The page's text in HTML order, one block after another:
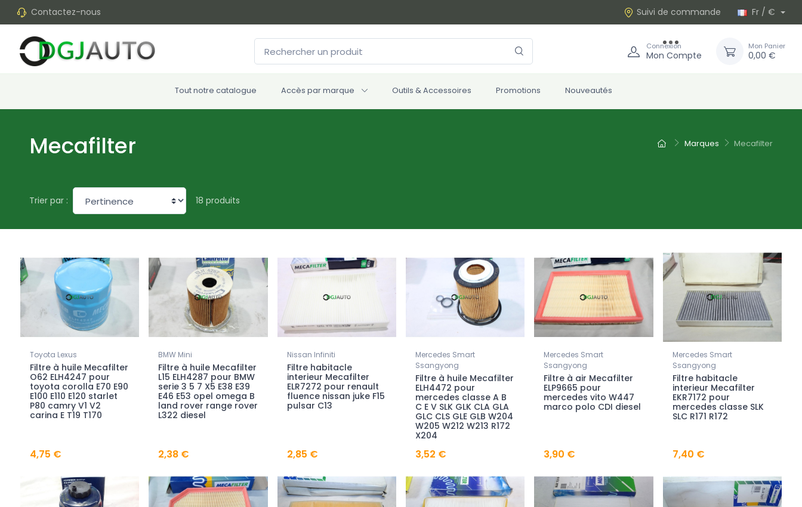
Contactez-nous Suivi de commande Fr / €
Connexion
Mon Compte
Mon Panier
0,00 €
Tout notre catalogue Accès par marque Outils & Accessoires Promotions Nouveautés
Marques Mecafilter
Mecafilter
Trier par : 18 produits
Toyota Lexus
Filtre à huile Mecafilter
O62 ELH4247 pour
toyota corolla E70 E90
E100 E110 E120 starlet
P80 camry V1 V2
carina E T19 T170
4,75 €
BMW Mini
Filtre à huile Mecafilter
L15 ELH4287 pour BMW
serie 3 5 7 X5 E38 E39
E46 E53 opel omega B
land rover range rover
L322 diesel
2,38 €
Nissan Infiniti
Filtre habitacle
interieur Mecafilter
ELR7272 pour renault
fluence nissan juke F15
pulsar C13
2,85 €
Mercedes Smart
Ssangyong
Filtre à huile Mecafilter
ELH4472 pour
mercedes classe A B
C E V SLK GLK CLA GLA
GLC CLS GLE GLB W204
W205 W212 W213 R172
X204
3,52 €
Mercedes Smart
Ssangyong
Filtre à air Mecafilter
ELP9665 pour
mercedes vito W447
marco polo CDI diesel
3,90 €
Mercedes Smart
Ssangyong
Filtre habitacle
interieur Mecafilter
EKR7172 pour
mercedes classe SLK
SLC R171 R172
7,40 €